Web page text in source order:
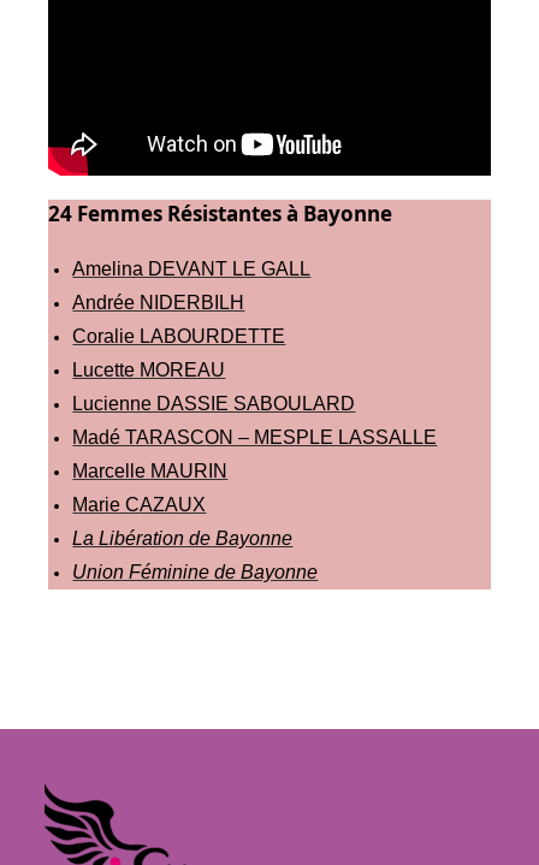
24 Femmes Résistantes à Bayonne
Amelina DEVANT LE GALL
Andrée NIDERBILH
Coralie LABOURDETTE
Lucette MOREAU
Lucienne DASSIE SABOULARD
Madé TARASCON – MESPLE LASSALLE
Marcelle MAURIN
Marie CAZAUX
La Libération de Bayonne
Union Féminine de Bayonne